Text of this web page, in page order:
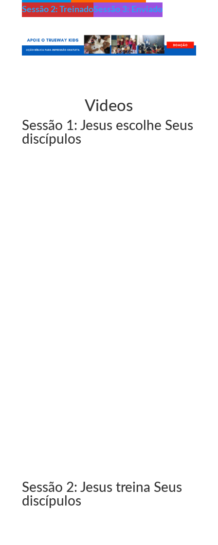
Sessão 2: TreinadoSessão 3: Enviado
Videos
Sessão 1: Jesus escolhe Seus
discípulos
Sessão 2: Jesus treina Seus
discípulos